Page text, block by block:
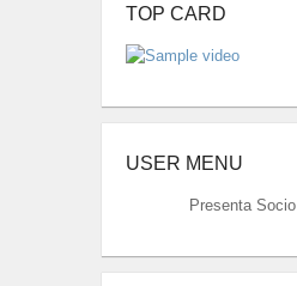
TOP CARD
USER MENU
Presenta Socio